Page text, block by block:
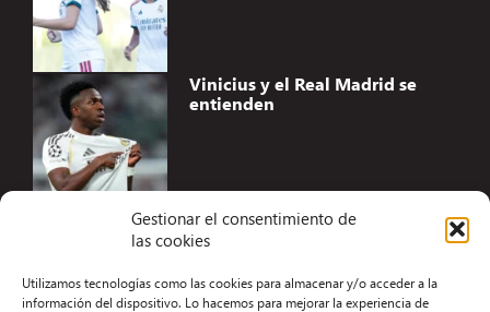
Gestionar el consentimiento de
las cookies
Utilizamos tecnologías como las cookies para almacenar y/o acceder a la
información del dispositivo. Lo hacemos para mejorar la experiencia de
Vinicius y el Real Madrid se
entienden
Aviso Legal